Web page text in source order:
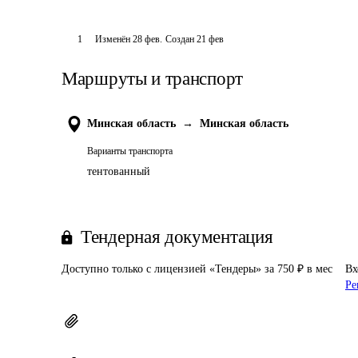
1 Изменён 28 фев. Создан 21 фев
Маршруты и транспорт
Минская область → Минская область
Варианты транспорта
тентованный
Тендерная документация
Доступно только с лицензией «Тендеры» за 750 ₽ в мес